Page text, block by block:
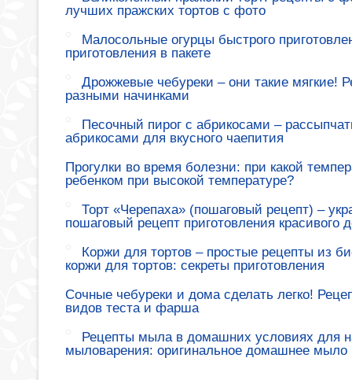
лучших пражских тортов с фото
Малосольные огурцы быстрого
приготовления в пакете
Дрожжевые чебуреки – они такие мягкие!
разными начинками
Песочный пирог с абрикосами –
абрикосами для вкусного чаепития
Прогулки во время болезни: при какой
ребенком при высокой температуре?
Торт «Черепаха» (пошаговый рецепт) –
пошаговый рецепт приготовления красивого
Коржи для тортов – простые рецепты из
коржи для тортов: секреты приготовления
Сочные чебуреки и дома сделать легко!
видов теста и фарша
Рецепты мыла в домашних условиях для
мыловарения: оригинальное домашнее мыло